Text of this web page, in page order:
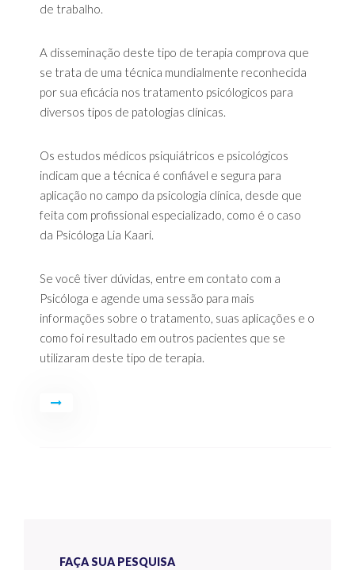
de trabalho.
A disseminação deste tipo de terapia comprova que
se trata de uma técnica mundialmente reconhecida
por sua eficácia nos tratamento psicólogicos para
diversos tipos de patologias clínicas.
Os estudos médicos psiquiátricos e psicológicos
indicam que a técnica é confiável e segura para
aplicação no campo da psicologia clínica, desde que
feita com profissional especializado, como é o caso
da Psicóloga Lia Kaari.
Se você tiver dúvidas, entre em contato com a
Psicóloga e agende uma sessão para mais
informações sobre o tratamento, suas aplicações e o
como foi resultado em outros pacientes que se
utilizaram deste tipo de terapia.
FAÇA SUA PESQUISA